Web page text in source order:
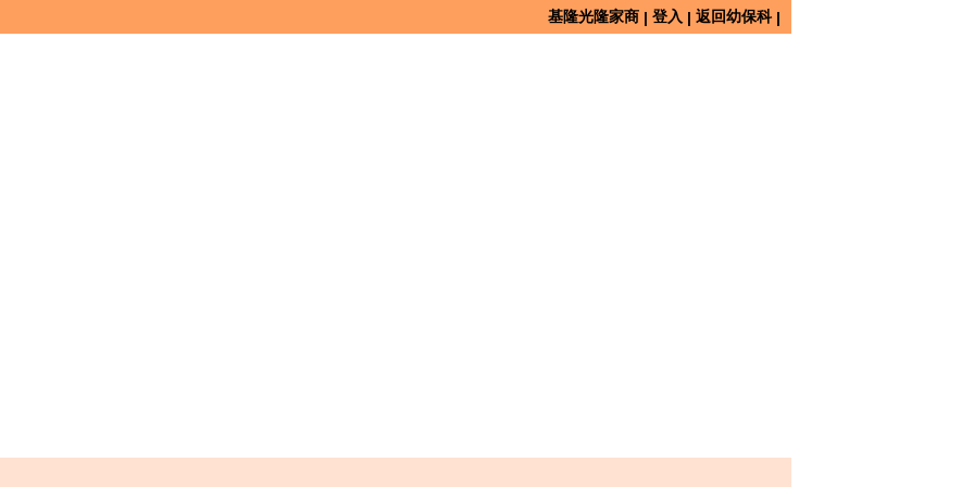
基隆光隆家商| 登入 | 返回幼保科|